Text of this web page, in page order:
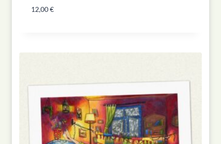
12,00€